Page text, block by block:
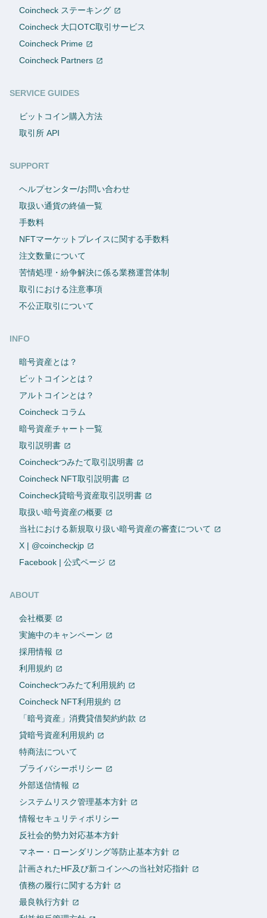
Coincheck ステーキング
Coincheck 大口OTC取引サービス
Coincheck Prime
Coincheck Partners
SERVICE GUIDES
ビットコイン購入方法
取引所 API
SUPPORT
ヘルプセンター/お問い合わせ
取扱い通貨の終値一覧
手数料
NFTマーケットプレイスに関する手数料
注文数量について
苦情処理・紛争解決に係る業務運営体制
取引における注意事項
不公正取引について
INFO
暗号資産とは？
ビットコインとは？
アルトコインとは？
Coincheck コラム
暗号資産チャート一覧
取引説明書
Coincheckつみたて取引説明書
Coincheck NFT取引説明書
Coincheck貸暗号資産取引説明書
取扱い暗号資産の概要
当社における新規取り扱い暗号資産の審査について
X | @coincheckjp
Facebook | 公式ページ
ABOUT
会社概要
実施中のキャンペーン
採用情報
利用規約
Coincheckつみたて利用規約
Coincheck NFT利用規約
「暗号資産」消費貸借契約約款
貸暗号資産利用規約
特商法について
プライバシーポリシー
外部送信情報
システムリスク管理基本方針
情報セキュリティポリシー
反社会的勢力対応基本方針
マネー・ローンダリング等防止基本方針
計画されたHF及び新コインへの当社対応指針
債務の履行に関する方針
最良執行方針